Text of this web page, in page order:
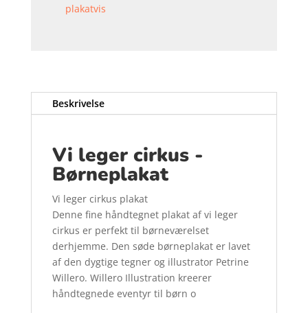
plakatvis
Beskrivelse
Vi leger cirkus -
Børneplakat
Vi leger cirkus plakat
Denne fine håndtegnet plakat af vi leger
cirkus er perfekt til børneværelset
derhjemme. Den søde børneplakat er lavet
af den dygtige tegner og illustrator Petrine
Willero. Willero Illustration kreerer
håndtegnede eventyr til børn o